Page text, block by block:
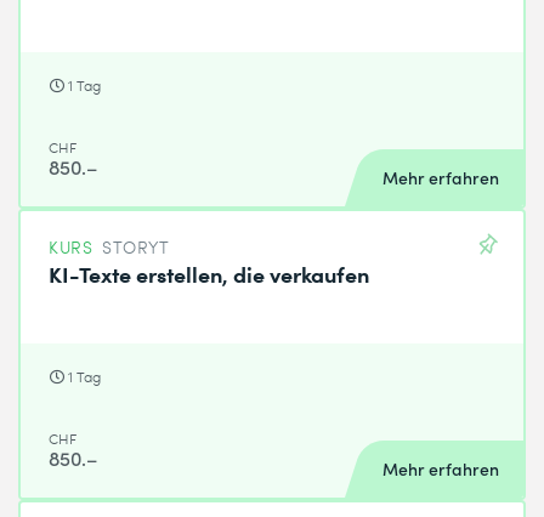
1 Tag
CHF
850.– Mehr erfahren
KURS STORYT
KI-Texte erstellen, die verkaufen
1 Tag
CHF
850.– Mehr erfahren